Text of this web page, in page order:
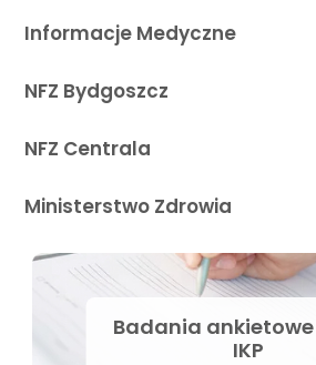
Informacje Medyczne
NFZ Bydgoszcz
NFZ Centrala
Ministerstwo Zdrowia
Badania ankietowe
IKP